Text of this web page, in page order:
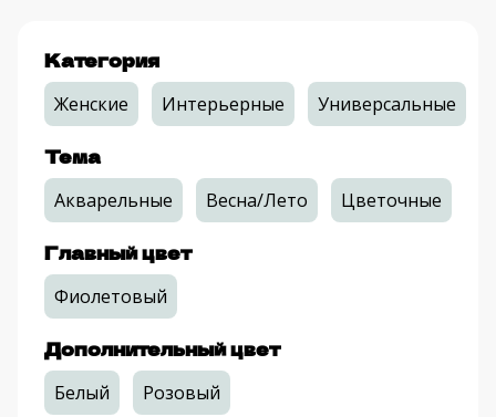
Категория
Женские Интерьерные Универсальные
Тема
Акварельные Весна/Лето Цветочные
Главный цвет
Фиолетовый
Дополнительный цвет
Белый Розовый